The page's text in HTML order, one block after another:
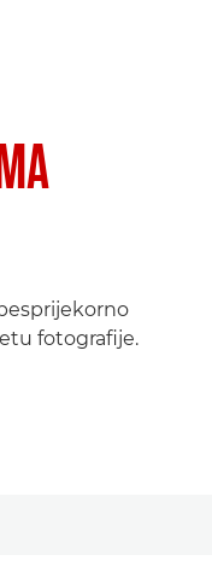
fotografije.